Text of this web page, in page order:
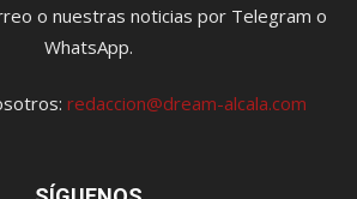
o nuestras noticias por Telegram o
WhatsApp.
redaccion@dream-alcala.com